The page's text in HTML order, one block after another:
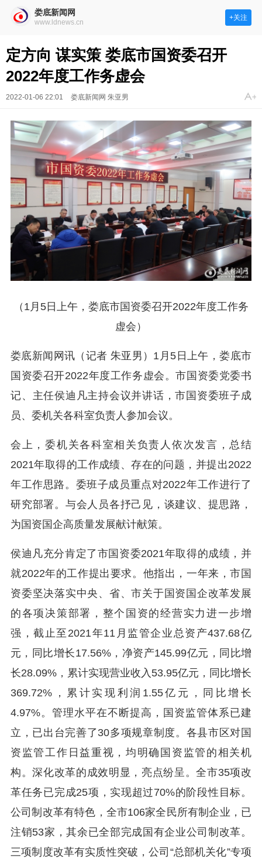
娄底新闻网
www.ldnews.cn
+关注
定方向 谋实策 娄底市国资委召开
2022年度工作务虚会
2022-01-06 22:01 娄底新闻网 朱亚男
（1月5日上午，娄底市国资委召开2022年度工作务
虚会）
娄底新闻网讯（记者 朱亚男）1月5日上午，娄底市
国资委召开2022年度工作务虚会。市国资委党委书
记、主任侯迪凡主持会议并讲话，市国资委班子成
员、委机关各科室负责人参加会议。
会上，委机关各科室相关负责人依次发言，总结
2021年取得的工作成绩、存在的问题，并提出2022
年工作思路。委班子成员重点对2022年工作进行了
研究部署。与会人员各抒己见，谈建议、提思路，
为国资国企高质量发展献计献策。
侯迪凡充分肯定了市国资委2021年取得的成绩，并
就2022年的工作提出要求。他指出，一年来，市国
资委坚决落实中央、省、市关于国资国企改革发展
的各项决策部署，整个国资的经营实力进一步增
强，截止至2021年11月监管企业总资产437.68亿
元，同比增长17.56%，净资产145.99亿元，同比增
长28.09%，累计实现营业收入53.95亿元，同比增长
369.72%，累计实现利润1.55亿元，同比增长
4.97%。管理水平在不断提高，国资监管体系已建
立，已出台完善了30多项规章制度。各县市区对国
资监管工作日益重视，均明确国资监管的相关机
构。深化改革的成效明显，亮点纷呈。全市35项改
革任务已完成25项，实现超过70%的阶段性目标。
公司制改革有特色，全市106家全民所有制企业，已
注销53家，其余已全部完成国有企业公司制改革。
三项制度改革有实质性突破，公司“总部机关化”专项